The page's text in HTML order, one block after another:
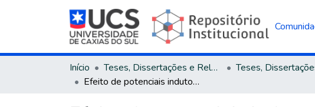
Início Teses, Dissertações e Relatórios
Efeito de potenciais indutores na expressão de endoglicanases em Penicillium echinulatum